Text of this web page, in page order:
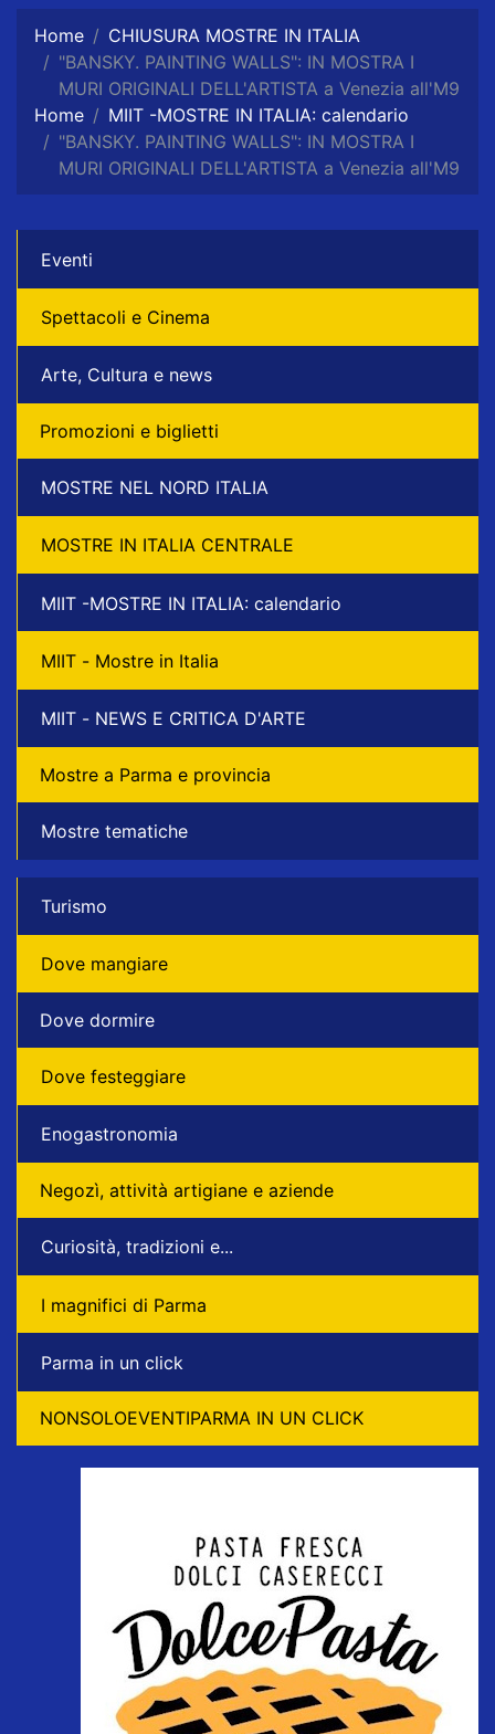
Home
CHIUSURA MOSTRE IN ITALIA
"BANSKY. PAINTING WALLS": IN MOSTRA I
MURI ORIGINALI DELL'ARTISTA a Venezia all'M9
Home
MIIT -MOSTRE IN ITALIA: calendario
"BANSKY. PAINTING WALLS": IN MOSTRA I
MURI ORIGINALI DELL'ARTISTA a Venezia all'M9
Eventi
Spettacoli e Cinema
Arte, Cultura e news
Promozioni e biglietti
MOSTRE NEL NORD ITALIA
MOSTRE IN ITALIA CENTRALE
MIIT -MOSTRE IN ITALIA: calendario
MIIT - Mostre in Italia
MIIT - NEWS E CRITICA D'ARTE
Mostre a Parma e provincia
Mostre tematiche
Turismo
Dove mangiare
Dove dormire
Dove festeggiare
Enogastronomia
Negozì, attività artigiane e aziende
Curiosità, tradizioni e...
I magnifici di Parma
Parma in un click
NONSOLOEVENTIPARMA IN UN CLICK